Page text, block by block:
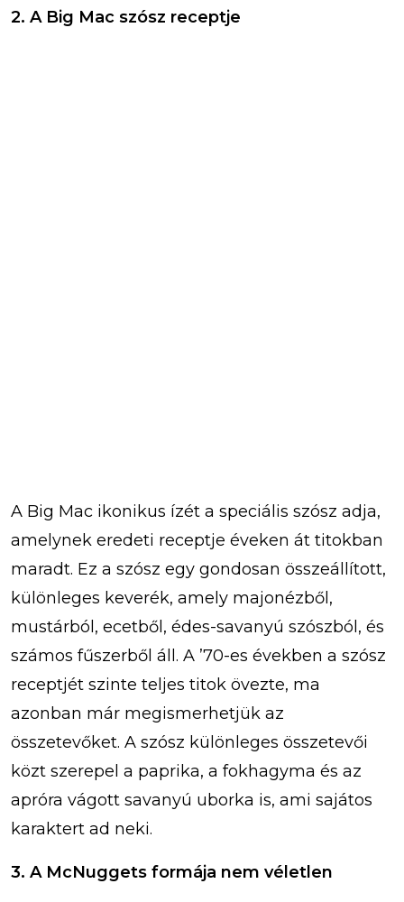
2. A Big Mac szósz receptje
A Big Mac ikonikus ízét a speciális szósz adja,
amelynek eredeti receptje éveken át titokban
maradt. Ez a szósz egy gondosan összeállított,
különleges keverék, amely majonézből,
mustárból, ecetből, édes-savanyú szószból, és
számos fűszerből áll. A ’70-es években a szósz
receptjét szinte teljes titok övezte, ma
azonban már megismerhetjük az
összetevőket. A szósz különleges összetevői
közt szerepel a paprika, a fokhagyma és az
apróra vágott savanyú uborka is, ami sajátos
karaktert ad neki.
3. A McNuggets formája nem véletlen